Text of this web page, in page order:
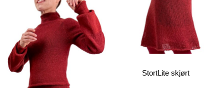
StortLite skjørt